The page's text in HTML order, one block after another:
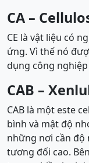
CA –
CE là vật liệu có
ứng. Vì thế nó
dụng công
CAB –
CAB là một este
bình và mật độ
những nơi cần
tương đối cao.